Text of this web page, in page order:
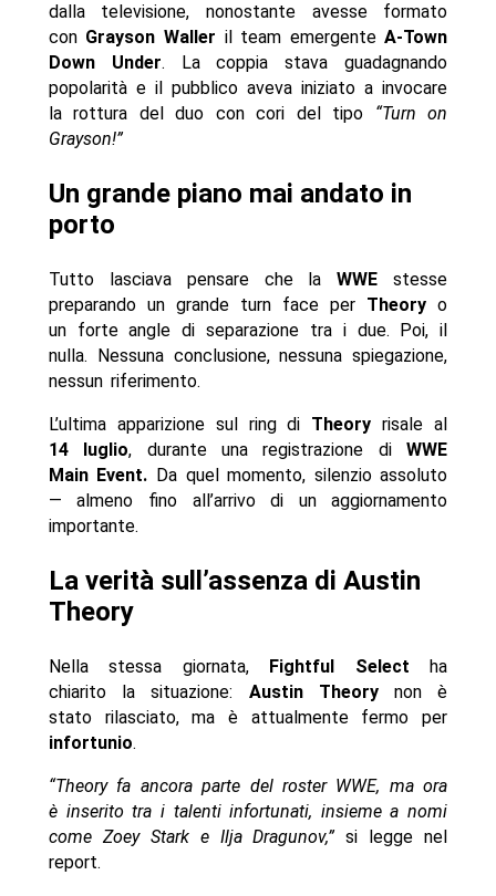
dalla televisione, nonostante avesse formato
con Grayson Waller il team emergenteA-Town
Down Under. La coppia stava guadagnando
popolarità e il pubblico aveva iniziato a invocare
la rottura del duo con cori del tipo “Turn on
Grayson!”
Un grande piano mai andato in
porto
Tutto lasciava pensare che laWWE stesse
preparando un grande turn face per Theory o
un forte angle di separazione tra i due. Poi, il
nulla. Nessuna conclusione, nessuna spiegazione,
nessun riferimento.
L’ultima apparizione sul ring di Theory risale al
14 luglio, durante una registrazione diWWE
Main Event. Da quel momento, silenzio assoluto
— almeno fino all’arrivo di un aggiornamento
importante.
La verità sull’assenza di Austin
Theory
Nella stessa giornata, Fightful Select ha
chiarito la situazione: Austin Theorynon è
stato rilasciato, ma è attualmente fermo per
infortunio.
“Theory fa ancora parte del roster WWE, ma ora
è inserito tra i talenti infortunati, insieme a nomi
come Zoey Stark e Ilja Dragunov,”si legge nel
report.